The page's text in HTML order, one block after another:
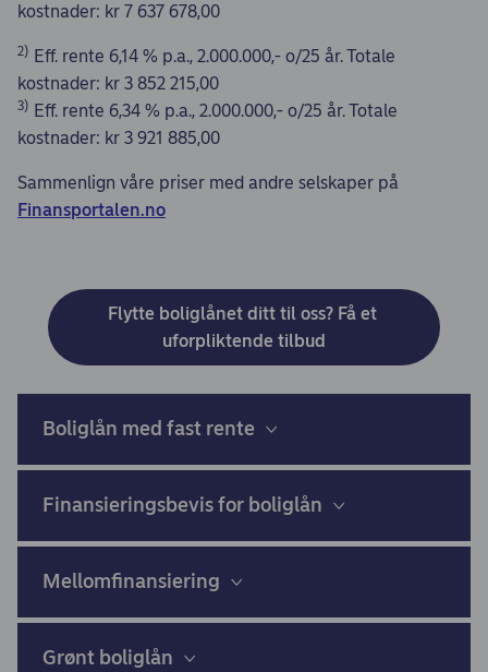
kostnader: kr 7 637 678,00
2) Eff. rente 6,14 % p.a., 2.000.000,- o/25 år. Totale
kostnader: kr 3 852 215,00
3) Eff. rente 6,34 % p.a., 2.000.000,- o/25 år. Totale
kostnader: kr 3 921 885,00
Sammenlign våre priser med andre selskaper på
Finansportalen.no
Flytte boliglånet ditt til oss? Få et
uforpliktende tilbud
Boliglån med fast rente
Finansieringsbevis for boliglån
Mellomfinansiering
Grønt boliglån